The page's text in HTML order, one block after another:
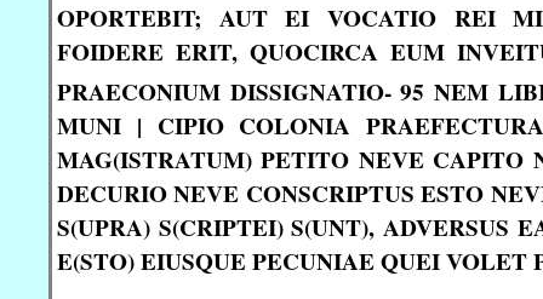
OPORTEBIT; AUT EI VOCATIO REI
FOIDERE ERIT, QUOCIRCA EUM
PRAECONIUM DISSIGNATIO- 95 NEM
MUNI | CIPIO COLONIA
MAG(ISTRATUM) PETITO NEVE CAPITO
DECURIO NEVE CONSCRIPTUS ESTO
S(UPRA) S(CRIPTEI) S(UNT), ADVERSUS
E(STO) EIUSQUE PECUNIAE QUEI VOLET